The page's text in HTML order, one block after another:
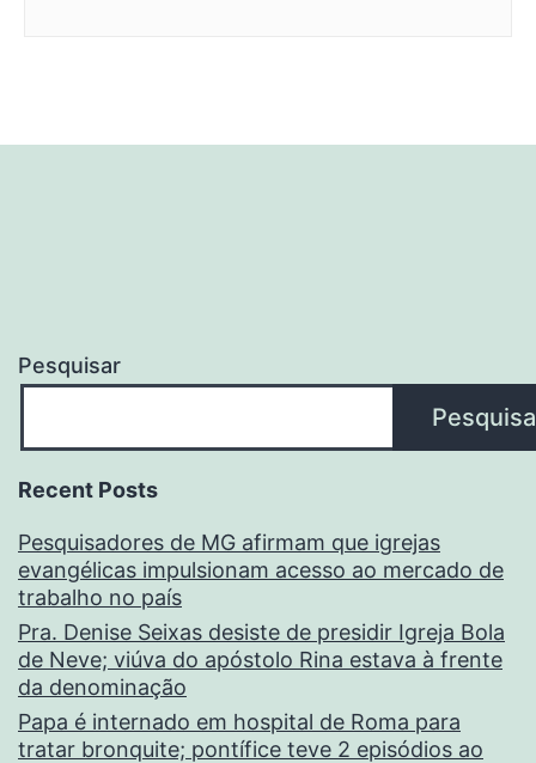
Pesquisar
Recent Posts
Pesquisadores de MG afirmam que igrejas
evangélicas impulsionam acesso ao mercado de
trabalho no país
Pra. Denise Seixas desiste de presidir Igreja Bola
de Neve; viúva do apóstolo Rina estava à frente
da denominação
Papa é internado em hospital de Roma para
tratar bronquite; pontífice teve 2 episódios ao